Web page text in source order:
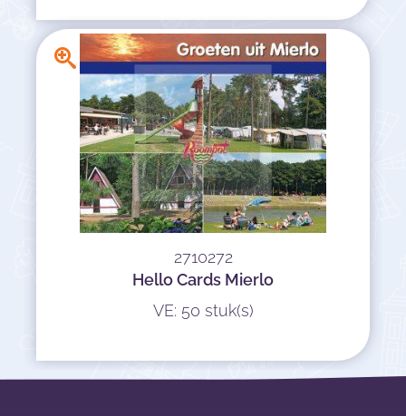
2710272
Hello Cards Mierlo
VE: 50 stuk(s)